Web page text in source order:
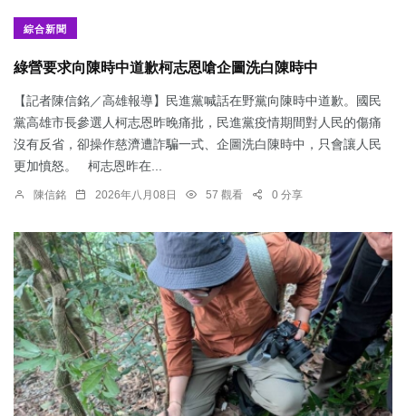
綜合新聞
綠營要求向陳時中道歉柯志恩嗆企圖洗白陳時中
【記者陳信銘／高雄報導】民進黨喊話在野黨向陳時中道歉。國民
黨高雄市長參選人柯志恩昨晚痛批，民進黨疫情期間對人民的傷痛
沒有反省，卻操作慈濟遭詐騙一式、企圖洗白陳時中，只會讓人民
更加憤怒。 柯志恩昨在...
陳信銘 2026年八月08日 57 觀看 0 分享